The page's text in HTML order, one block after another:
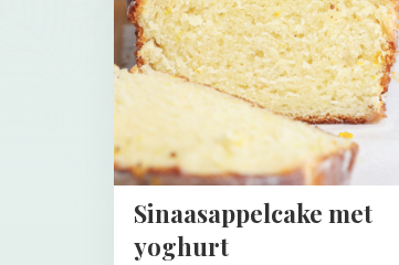
Sinaasappelcake met
yoghurt